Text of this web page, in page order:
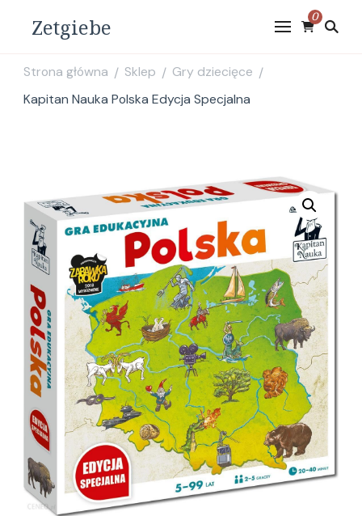
Zetgiebe 0
Strona główna / Sklep / Gry dziecięce /
Kapitan Nauka Polska Edycja Specjalna